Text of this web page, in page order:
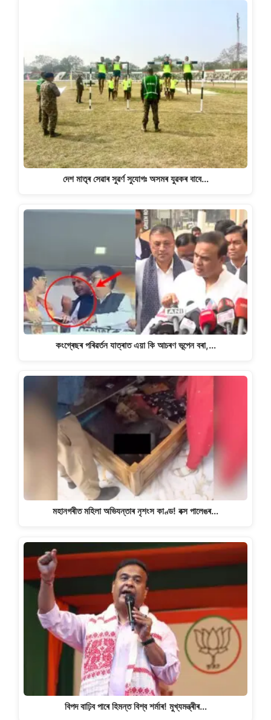
দেশ মাতৃৰ সেৱাৰ সুৱৰ্ণ সুযোগঃ অসমৰ যুৱকৰ বাবে…
কংগ্ৰেছৰ পৰিৱৰ্তন যাত্ৰাত এয়া কি আচৰণ ভূপেন বৰা,…
মহানগৰীত মহিলা অভিযন্তাৰ নৃশংস কাণ্ড! বক্স পালেঙৰ…
বিপদ বাঢ়িব পাৰে হিমন্ত বিশ্ব শৰ্মাৰ! মুখ্যমন্ত্ৰীৰ…